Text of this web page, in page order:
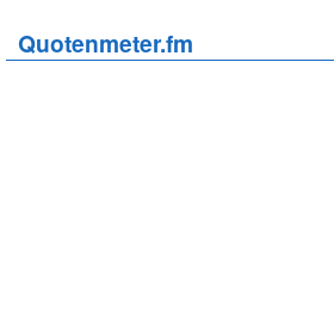
Quotenmeter.fm